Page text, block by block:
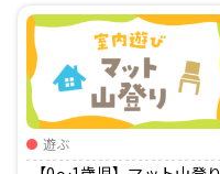
遊ぶ